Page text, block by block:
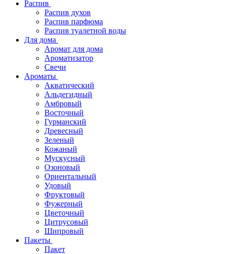
Распив
Распив духов
Распив парфюма
Распив туалетной воды
Для дома
Аромат для дома
Ароматизатор
Свечи
Ароматы
Акватический
Альдегидный
Амбровый
Восточный
Гурманский
Древесный
Зеленый
Кожаный
Мускусный
Озоновый
Ориентальный
Удовый
Фруктовый
Фужерный
Цветочный
Цитрусовый
Шипровый
Пакеты
Пакет